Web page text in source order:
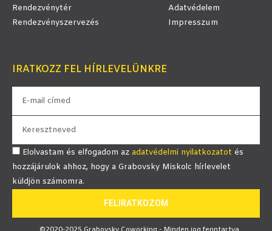
Rendezvénytér
Rendezvényszervezés
Adatvédelem
Impresszum
IRATKOZZ FEL HÍRLEVELÜNKRE
Elolvastam és elfogadom az adatvédelmi nyilatkozatot és
hozzájárulok ahhoz, hogy a Grabovsky Miskolc hírlevelet
küldjön számomra.
FELIRATKOZOM